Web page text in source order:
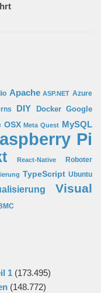
Apache ASP.NET Azure
DIY Docker Google
OSX Meta Quest MySQL
Pi
React-Native Roboter
TypeScript Ubuntu
Visual
1 (173.495)
(148.772)